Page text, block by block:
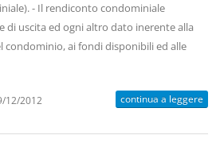
- Il rendiconto condominiale
di uscita ed ogni altro dato inerente alla
condominio, ai fondi disponibili ed alle
12/2012 continua a leggere